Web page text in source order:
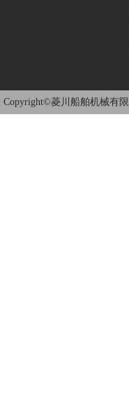
Copyright©菱川船舶机械有